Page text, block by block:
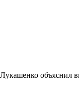
Лукашенко объяснил